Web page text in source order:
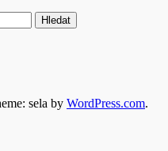
sela by WordPress.com.